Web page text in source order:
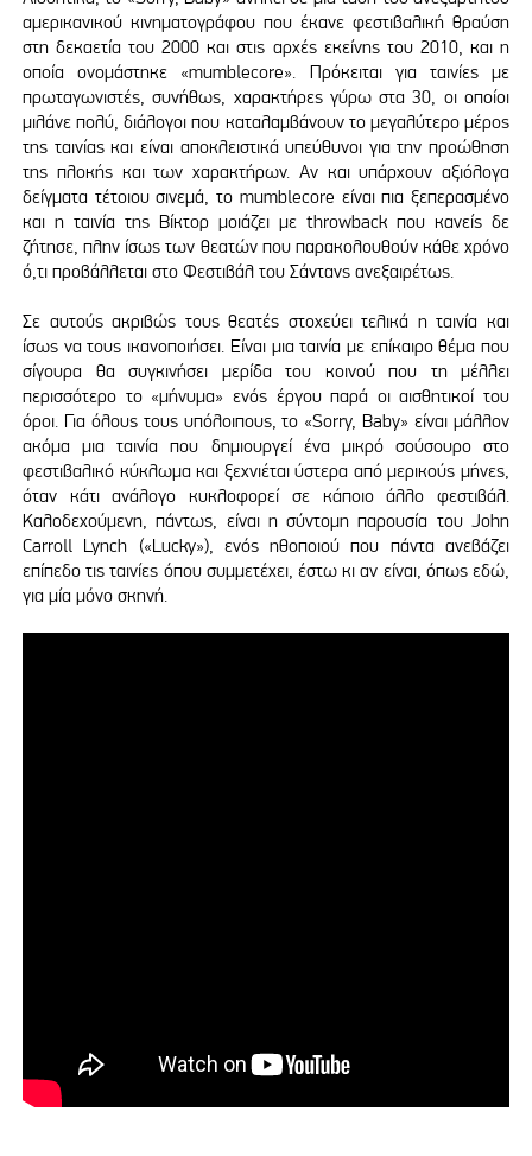
αμερικανικού κινηματογράφου που έκανε φεστιβαλική θραύση
στη δεκαετία του 2000 και στις αρχές εκείνης του 2010, και η
οποία ονομάστηκε «mumblecore». Πρόκειται για ταινίες με
πρωταγωνιστές, συνήθως, χαρακτήρες γύρω στα 30, οι οποίοι
μιλάνε πολύ, διάλογοι που καταλαμβάνουν το μεγαλύτερο μέρος
της ταινίας και είναι αποκλειστικά υπεύθυνοι για την προώθηση
της πλοκής και των χαρακτήρων. Αν και υπάρχουν αξιόλογα
δείγματα τέτοιου σινεμά, το mumblecore είναι πια ξεπερασμένο
και η ταινία της Βίκτορ μοιάζει με throwback που κανείς δε
ζήτησε, πλην ίσως των θεατών που παρακολουθούν κάθε χρόνο
ό,τι προβάλλεται στο Φεστιβάλ του Σάντανς ανεξαιρέτως.
Σε αυτούς ακριβώς τους θεατές στοχεύει τελικά η ταινία και
ίσως να τους ικανοποιήσει. Είναι μια ταινία με επίκαιρο θέμα που
σίγουρα θα συγκινήσει μερίδα του κοινού που τη μέλλει
περισσότερο το «μήνυμα» ενός έργου παρά οι αισθητικοί του
όροι. Για όλους τους υπόλοιπους, το «Sorry, Baby» είναι μάλλον
ακόμα μια ταινία που δημιουργεί ένα μικρό σούσουρο στο
φεστιβαλικό κύκλωμα και ξεχνιέται ύστερα από μερικούς μήνες,
όταν κάτι ανάλογο κυκλοφορεί σε κάποιο άλλο φεστιβάλ.
Καλοδεχούμενη, πάντως, είναι η σύντομη παρουσία του John
Carroll Lynch («Lucky»), ενός ηθοποιού που πάντα ανεβάζει
επίπεδο τις ταινίες όπου συμμετέχει, έστω κι αν είναι, όπως εδώ,
για μία μόνο σκηνή.